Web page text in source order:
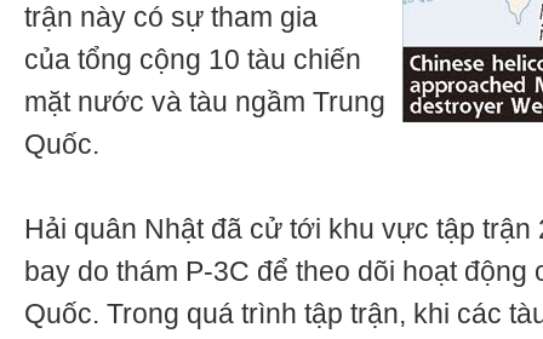
trận này có sự tham gia
của tổng cộng 10 tàu chiến
mặt nước và tàu ngầm Trung
Quốc.
Hải quân Nhật đã cử tới khu vực tập trận
bay do thám Р-3С để theo dõi hoạt động
Quốc. Trong quá trình tập trận, khi các